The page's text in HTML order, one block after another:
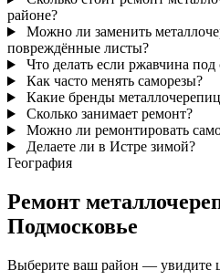
районе?
Можно ли заменить
повреждённые листы?
Что делать если ржавчина под
Как часто менять саморезы?
Какие бренды
Сколько занимает ремонт?
Можно ли ремонтировать
Делаете ли в Истре зимой?
География
Ремонт
Подмосковье
Выберите ваш район — увидите